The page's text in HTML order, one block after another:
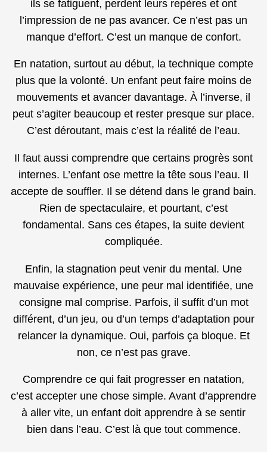
ils se fatiguent, perdent leurs repères et ont
l’impression de ne pas avancer. Ce n’est pas un
manque d’effort. C’est un manque de confort.
En natation, surtout au début, la technique compte
plus que la volonté. Un enfant peut faire moins de
mouvements et avancer davantage. À l’inverse, il
peut s’agiter beaucoup et rester presque sur place.
C’est déroutant, mais c’est la réalité de l’eau.
Il faut aussi comprendre que certains progrès sont
internes. L’enfant ose mettre la tête sous l’eau. Il
accepte de souffler. Il se détend dans le grand bain.
Rien de spectaculaire, et pourtant, c’est
fondamental. Sans ces étapes, la suite devient
compliquée.
Enfin, la stagnation peut venir du mental. Une
mauvaise expérience, une peur mal identifiée, une
consigne mal comprise. Parfois, il suffit d’un mot
différent, d’un jeu, ou d’un temps d’adaptation pour
relancer la dynamique. Oui, parfois ça bloque. Et
non, ce n’est pas grave.
Comprendre ce qui fait progresser en natation,
c’est accepter une chose simple. Avant d’apprendre
à aller vite, un enfant doit apprendre à se sentir
bien dans l’eau. C’est là que tout commence.